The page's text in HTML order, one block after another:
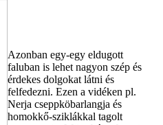
Azonban egy-egy eldugott
faluban is lehet nagyon szép és
érdekes dolgokat látni és
felfedezni. Ezen a vidéken pl.
Nerja cseppköbarlangja és
homokkő-sziklákkal tagolt